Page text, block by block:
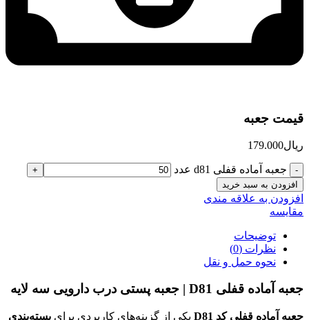
قیمت جعبه
ریال179.000
جعبه آماده قفلی d81 عدد
افزودن به سبد خرید
افزودن به علاقه مندی
مقایسه
توضیحات
نظرات (0)
نحوه حمل و نقل
جعبه آماده قفلی D81 | جعبه پستی درب دارویی سه لایه
جعبه آماده قفلی کد D81 یکی از گزینه‌های کاربردی برای بسته‌بندی